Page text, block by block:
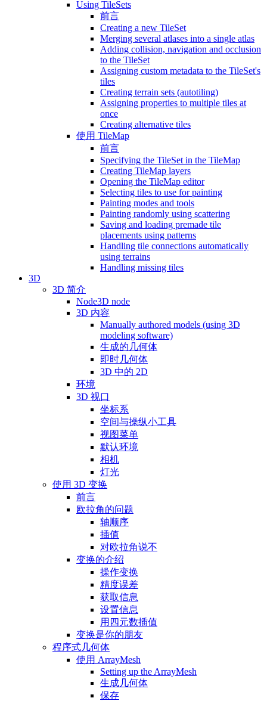
Using TileSets
前言
Creating a new TileSet
Merging several atlases into a single atlas
Adding collision, navigation and occlusion
to the TileSet
Assigning custom metadata to the TileSet's
tiles
Creating terrain sets (autotiling)
Assigning properties to multiple tiles at
once
Creating alternative tiles
使用 TileMap
前言
Specifying the TileSet in the TileMap
Creating TileMap layers
Opening the TileMap editor
Selecting tiles to use for painting
Painting modes and tools
Painting randomly using scattering
Saving and loading premade tile
placements using patterns
Handling tile connections automatically
using terrains
Handling missing tiles
3D
3D 简介
Node3D node
3D 内容
Manually authored models (using 3D
modeling software)
生成的几何体
即时几何体
3D 中的 2D
环境
3D 视口
坐标系
空间与操纵小工具
视图菜单
默认环境
相机
灯光
使用 3D 变换
前言
欧拉角的问题
轴顺序
插值
对欧拉角说不
变换的介绍
操作变换
精度误差
获取信息
设置信息
用四元数插值
变换是你的朋友
程序式几何体
使用 ArrayMesh
Setting up the ArrayMesh
生成几何体
保存